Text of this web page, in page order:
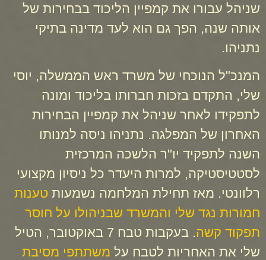
שניהל עבורו את קמפיין הליכוד בבחירות של
אותה שנה, הפך גם הוא לעד מדינה בתיקי
נתניהו.
המנכ"ל הנוכחי של משרד ראש הממשלה, יוסי
שלי, התקדם בזכות חברותו בליכוד ומונה
לתפקידו לאחר שניהל את קמפיין הבחירות
האחרון של המפלגה. נתניהו ניסה למנותו
השנה לתפקיד יו"ר הלשכה המרכזית
לסטטיסטיקה, למרות היעדר כל ניסיון מקצועי
רלוונטי. מאז תחילת המלחמה נשמעות טענות
חמורות נגד שלי והמשרד שבניהולו על חוסר
תפקוד קשה
. בעקבות טבח 7 באוקטובר, הטיל
שלי את האחריות לטבח על משתתפי מסיבת